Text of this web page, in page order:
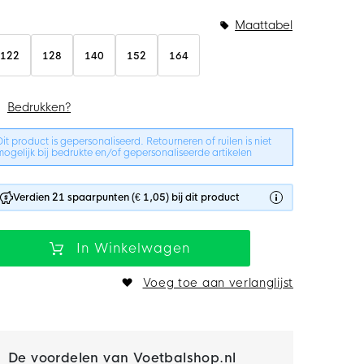
Maattabel
122 128 140 152 164
Bedrukken?
product is gepersonaliseerd. Retourneren of ruilen is niet
bij bedrukte en/of gepersonaliseerde artikelen
Verdien 21 spaarpunten (€ 1,05) bij dit product
In Winkelwagen
Voeg toe aan verlanglijst
De voordelen van Voetbalshop.nl